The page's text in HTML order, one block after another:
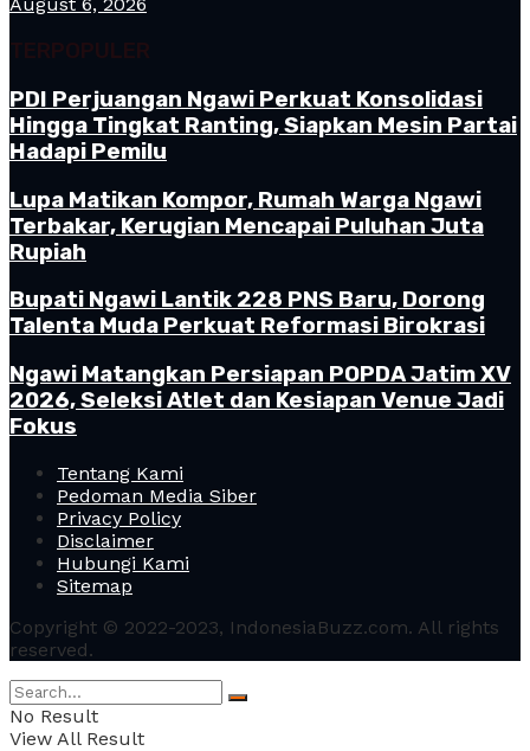
August 6, 2026
TERPOPULER
PDI Perjuangan Ngawi Perkuat Konsolidasi
Hingga Tingkat Ranting, Siapkan Mesin Partai
Hadapi Pemilu
Lupa Matikan Kompor, Rumah Warga Ngawi
Terbakar, Kerugian Mencapai Puluhan Juta
Rupiah
Bupati Ngawi Lantik 228 PNS Baru, Dorong
Talenta Muda Perkuat Reformasi Birokrasi
Ngawi Matangkan Persiapan POPDA Jatim XV
2026, Seleksi Atlet dan Kesiapan Venue Jadi
Fokus
Tentang Kami
Pedoman Media Siber
Privacy Policy
Disclaimer
Hubungi Kami
Sitemap
Copyright © 2022-2023, IndonesiaBuzz.com. All rights
reserved.
No Result
View All Result